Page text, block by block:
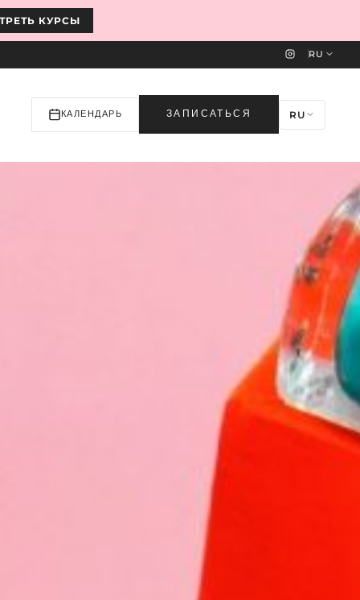
RU
КАЛЕНДАРЬ ЗАПИСАТЬСЯ RU
КУРСЫ